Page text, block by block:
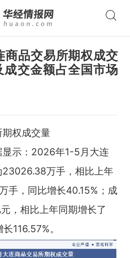
品交易所期权成交
交金额占全国市场
权成交量
显示：2026年1-5月大连
23026.38万手，相比上年
手，同比增长40.15%；成
，相比上年同期增长了
116.57%。